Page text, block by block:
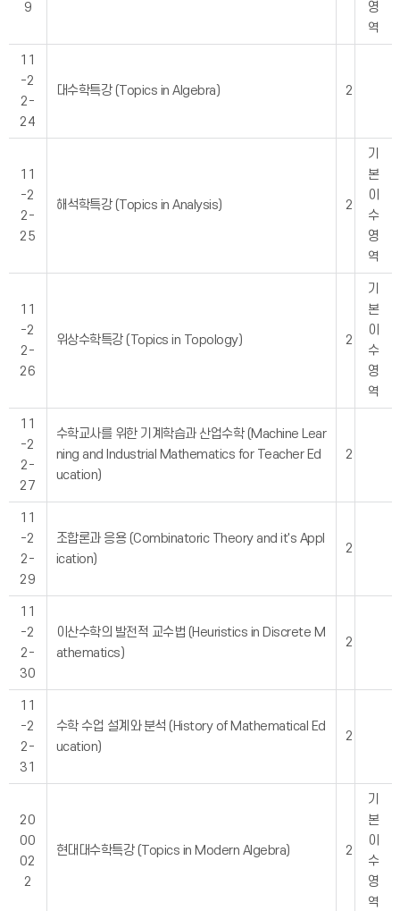
9
영
역
11
-2
2-
24
대수학특강 (Topics in Algebra) 2
11
-2
2-
25
해석학특강 (Topics in Analysis) 2
기
본
이
수
영
역
11
-2
2-
26
위상수학특강 (Topics in Topology) 2
기
본
이
수
영
역
11
-2
2-
27
수학교사를 위한 기계학습과 산업수학 (Machine Lear
ning and Industrial Mathematics for Teacher Ed
ucation)
2
11
-2
2-
29
조합론과 응용 (Combinatoric Theory and it's Appl
ication)
2
11
-2
2-
30
이산수학의 발전적 교수법 (Heuristics in Discrete M
athematics)
2
11
-2
2-
31
수학 수업 설계와 분석 (History of Mathematical Ed
ucation)
2
20
00
02
2
현대대수학특강 (Topics in Modern Algebra) 2
기
본
이
수
영
역